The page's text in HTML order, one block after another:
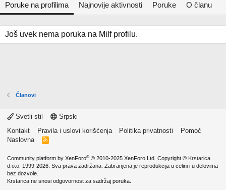
Poruke na profilima Najnovije aktivnosti Poruke O članu
Još uvek nema poruka na Milf profilu.
Članovi
Svetli stil
Srpski
Kontakt
Pravila i uslovi korišćenja Politika privatnosti
Pomoć
Naslovna
R
Community platform by XenForo® © 2010-2025 XenForo Ltd. Copyright © Krstarica
d.o.o. 1999-2026. Sva prava zadržana. Zabranjena je reprodukcija u celini i u delovima
bez dozvole.
Krstarica ne snosi odgovornost za sadržaj poruka.